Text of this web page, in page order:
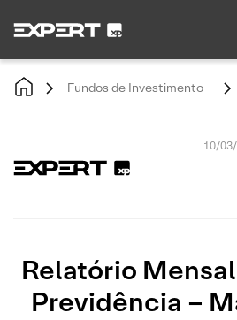
Fundos de Investimento
10/03/
Relatório
Previdência –